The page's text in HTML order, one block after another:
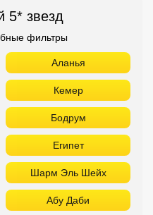
5* звезд
фильтры
Аланья
Кемер
Бодрум
Египет
Шарм Эль Шейх
Абу Даби